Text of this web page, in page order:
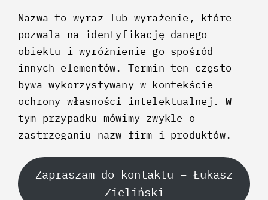
Nazwa to wyraz lub wyrażenie, które
pozwala na identyfikację danego
obiektu i wyróżnienie go spośród
innych elementów. Termin ten często
bywa wykorzystywany w kontekście
ochrony własności intelektualnej. W
tym przypadku mówimy zwykle o
zastrzeganiu nazw firm i produktów.
Zapraszam do kontaktu – Łukasz
Zieliński